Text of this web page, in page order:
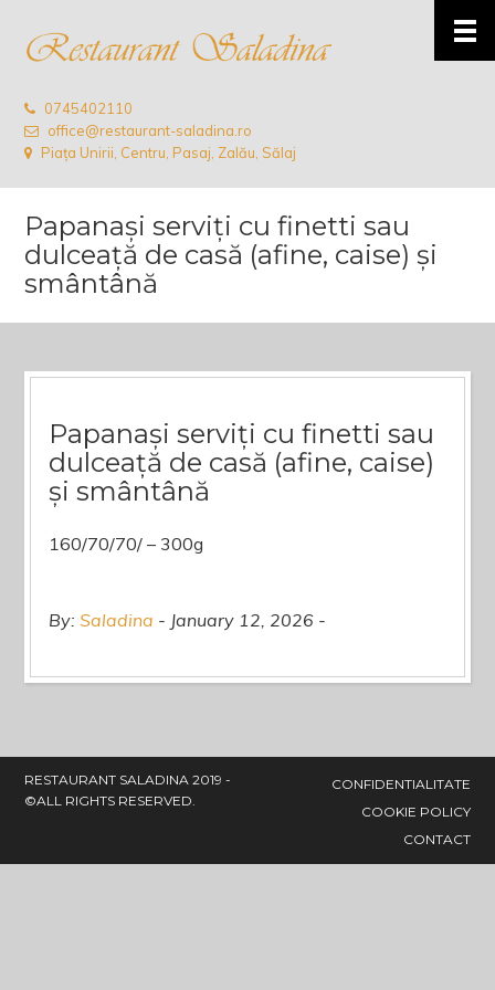
0745402110
office@restaurant-saladina.ro
Piața Unirii, Centru, Pasaj, Zalău, Sălaj
Papanași serviți cu finetti sau
dulceață de casă (afine, caise) și
smântână
Papanași serviți cu finetti sau
dulceață de casă (afine, caise)
și smântână
160/70/70/ – 300g
By: Saladina January 12, 2026
RESTAURANT SALADINA 2019 -
©ALL RIGHTS RESERVED.
CONFIDENTIALITATE
COOKIE POLICY
CONTACT